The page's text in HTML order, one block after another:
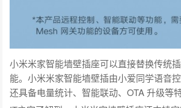
小米米家智能墙壁插座可以直接替换传统
能。小米米家智能墙壁插由小爱同学语音控
还具备电量统计、智能联动、OTA 升级等特